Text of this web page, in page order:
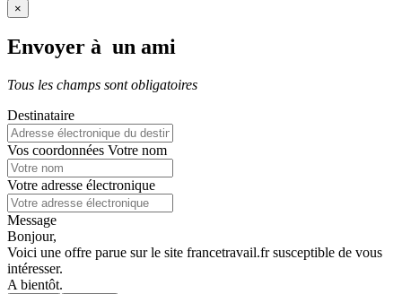
×
Envoyer à un ami
Tous les champs sont obligatoires
Destinataire
Vos coordonnées Votre nom
Votre adresse électronique
Message
Bonjour,
Voici une offre parue sur le site francetravail.fr susceptible de vous
intéresser.
A bientôt.